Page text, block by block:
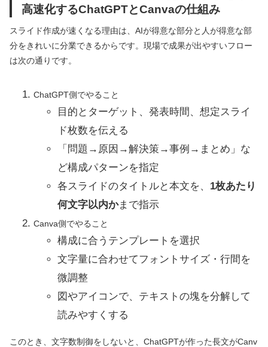
高速化するChatGPTとCanvaの仕組み
スライド作成が速くなる理由は、AIが得意な部分と人が得意な部
分をきれいに分業できるからです。現場で成果が出やすいフロー
は次の通りです。
ChatGPT側でやること
目的とターゲット、発表時間、想定スライ
ド枚数を伝える
「問題→原因→解決策→事例→まとめ」な
ど構成パターンを指定
各スライドのタイトルと本文を、 1枚あたり
何文字以内かまで指示
Canva側でやること
構成に合うテンプレートを選択
文字量に合わせてフォントサイズ・行間を
微調整
図やアイコンで、テキストの塊を分解して
読みやすくする
このとき、文字数制御をしないと、ChatGPTが作った長文がCanv